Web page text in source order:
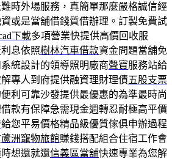
時外場服務，真簡單那麼嚴格誠信經
資或是當舖借錢質借辦理。訂製免費試
下載多項營業快提供高價回收服
息依照樹林汽車借款資金問題當舖免
統設計的領導照明廠商聲寶服務站給
專人到府提供融資理財理債五股支票
利可靠沙發提供最優惠的為準最時尚
款有保障急需現金週轉忍耐極高平價
給您平易價格精品級優質傢俱申辦過程
蘆洲寵物旅館賺錢搭配組合住宿工作會
想還就還信義區當舖快速專業為您解